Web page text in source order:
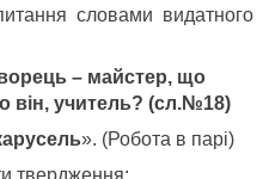
словами видатного
– майстер, що
він, учитель? (сл.№18)
». (Робота в парі)
твердження: